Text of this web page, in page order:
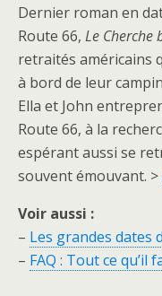
Dernier roman en
Route 66, Le Cherche
retraités américains
à bord de leur
Ella et John
Route 66, à la
espérant aussi se
souvent émouvant. >
Voir aussi :
– Les grandes dates
– FAQ : Tout ce qu’il